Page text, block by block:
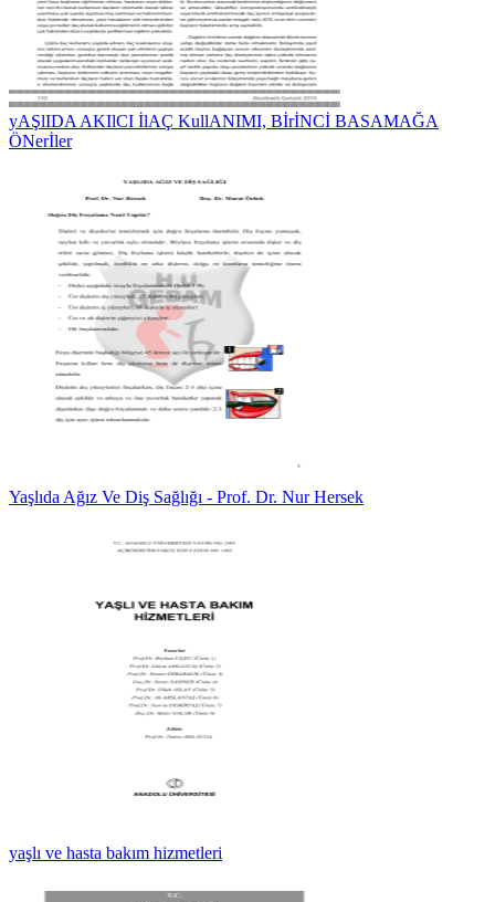
yAŞlIDA AKIlCI İlAÇ KullANIMI, BİrİNCİ BASAMAĞA
ÖNerİler
Yaşlıda Ağız Ve Diş Sağlığı - Prof. Dr. Nur Hersek
yaşlı ve hasta bakım hizmetleri